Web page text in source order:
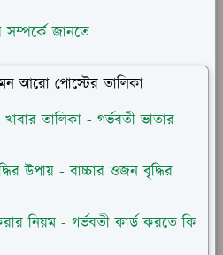
সম্পর্কে জানতে
আরো পোস্টের তালিকা
খাবার তালিকা - গর্ভবতী ভাতার
উপায় - বাচ্চার ওজন বৃদ্ধির
নিয়ম - গর্ভবতী কার্ড করতে কি